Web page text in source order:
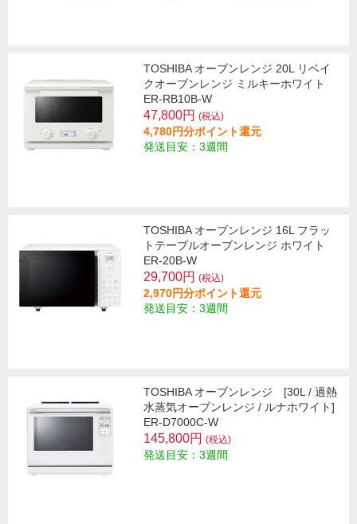
TOSHIBA オーブンレンジ 20L リベイ
クオーブンレンジ ミルキーホワイト
ER-RB10B-W
47,800円 (税込)
4,780円分ポイント還元
発送目安：3週間
TOSHIBA オーブンレンジ 16L フラッ
トテーブルオーブンレンジ ホワイト
ER-20B-W
29,700円 (税込)
2,970円分ポイント還元
発送目安：3週間
TOSHIBA オーブンレンジ [30L / 過熱
水蒸気オーブンレンジ / ルナホワイト]
ER-D7000C-W
145,800円 (税込)
発送目安：3週間